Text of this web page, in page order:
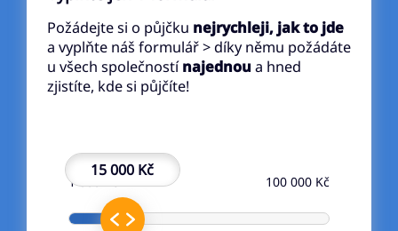
Požádejte si o půjčku nejrychleji, jak to jde
a vyplňte náš formulář > díky němu požádáte
u všech společnostínajednou a hned
zjistíte, kde si půjčíte!
15 000 Kč
1 000 Kč 100 000 Kč